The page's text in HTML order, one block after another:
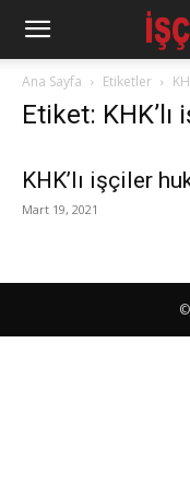
Ana Sayfa Etiketler
Etiket: KHK’lı
KHK’lı işçiler
Mart 19, 2021